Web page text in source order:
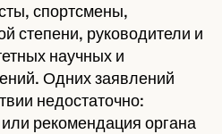
спортсмены,
степени, руководители и
научных и
Одних заявлений
недостаточно:
рекомендация органа